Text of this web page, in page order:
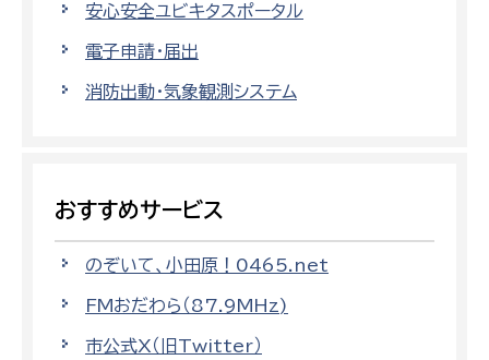
安心安全ユビキタスポータル
電子申請・届出
消防出動・気象観測システム
おすすめサービス
のぞいて、小田原！0465.net
FMおだわら（87.9MHz)
市公式X（旧Twitter）